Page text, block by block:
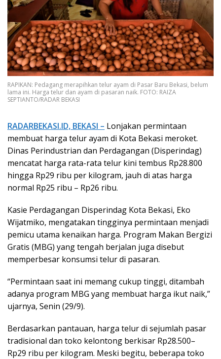
RAPIKAN: Pedagang merapihkan telur ayam di Pasar Baru Bekasi, belum
lama ini. Harga telur dan ayam di pasaran naik. FOTO: RAIZA
SEPTIANTO/RADAR BEKASI
RADARBEKASI.ID, BEKASI – Lonjakan permintaan
membuat harga telur ayam di Kota Bekasi meroket.
Dinas Perindustrian dan Perdagangan (Disperindag)
mencatat harga rata-rata telur kini tembus Rp28.800
hingga Rp29 ribu per kilogram, jauh di atas harga
normal Rp25 ribu – Rp26 ribu.
Kasie Perdagangan Disperindag Kota Bekasi, Eko
Wijatmiko, mengatakan tingginya permintaan menjadi
pemicu utama kenaikan harga. Program Makan Bergizi
Gratis (MBG) yang tengah berjalan juga disebut
memperbesar konsumsi telur di pasaran.
“Permintaan saat ini memang cukup tinggi, ditambah
adanya program MBG yang membuat harga ikut naik,”
ujarnya, Senin (29/9).
Berdasarkan pantauan, harga telur di sejumlah pasar
tradisional dan toko kelontong berkisar Rp28.500–
Rp29 ribu per kilogram. Meski begitu, beberapa toko